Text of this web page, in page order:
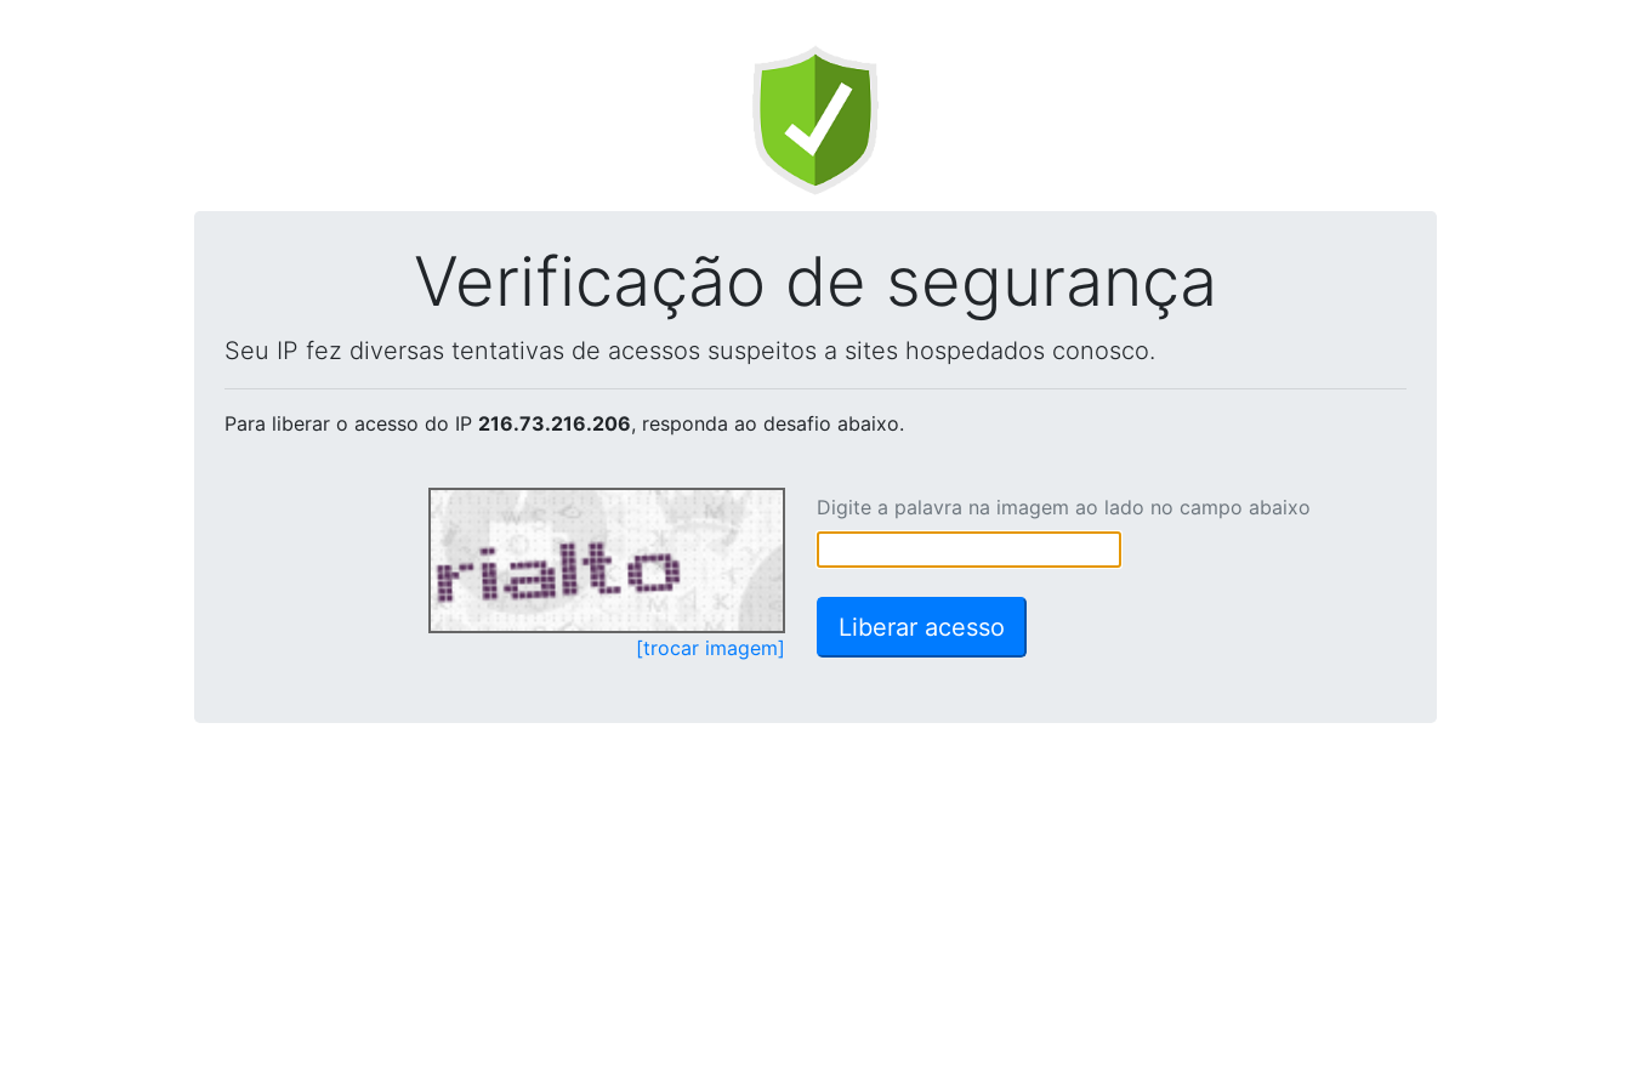
Verificação de segurança
Seu IP fez diversas tentativas de acessos suspeitos a sites hospedados conosco.
Para liberar o acesso do IP 216.73.216.206, responda ao desafio abaixo.
[trocar imagem]
Digite a palavra na imagem ao lado no campo abaixo